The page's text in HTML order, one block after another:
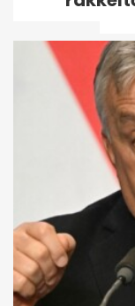
fel